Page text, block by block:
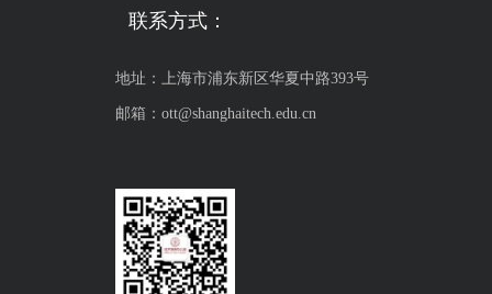
联系方式：
地址：上海市浦东新区华夏中路393号
邮箱：ott@shanghaitech.edu.cn